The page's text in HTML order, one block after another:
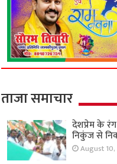
ताजा समाचार
देशप्रेम के
निकुंज से
August 10,